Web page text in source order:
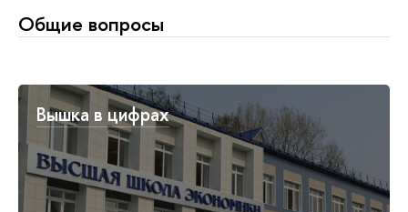
Общие вопросы
Вышка в цифрах